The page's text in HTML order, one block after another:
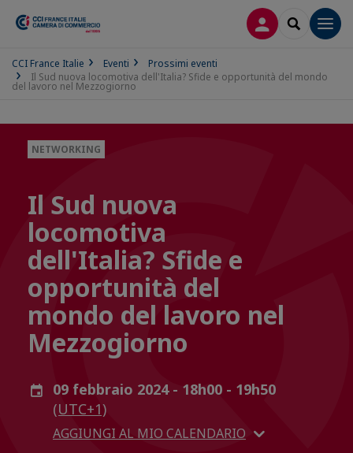
LOG INSEARCH
CCI France Italie Eventi
Prossimi eventi
Il Sud nuova locomotiva dell'Italia? Sfide e opportunità del mondo
del lavoro nel Mezzogiorno
NETWORKING
Il Sud nuova
locomotiva
dell'Italia? Sfide e
opportunità del
mondo del lavoro nel
Mezzogiorno
09 febbraio 2024 - 18h00 - 19h50
(UTC+1)
AGGIUNGI AL MIO CALENDARIO